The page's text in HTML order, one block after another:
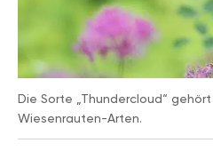
Die Sorte „Thundercloud“
Wiesenrauten-Arten.